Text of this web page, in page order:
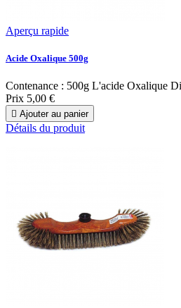
Aperçu rapide
Acide Oxalique 500g
Contenance : 500g L'acide Oxalique
Prix 5,00 €
 Ajouter au panier
Détails du produit